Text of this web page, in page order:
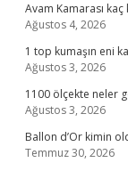
Avam Kamarası kaç
Ağustos 4, 2026
1 top kumaşın eni
Ağustos 3, 2026
1100 ölçekte neler
Ağustos 3, 2026
Ballon d’Or kimin
Temmuz 30, 2026